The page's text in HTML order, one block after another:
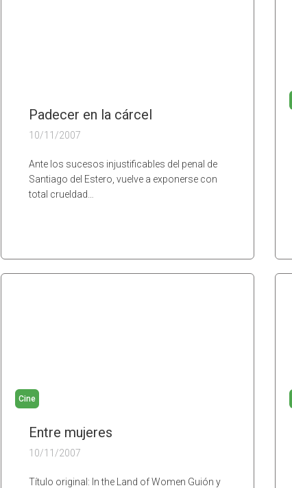
Padecer en la cárcel
10/11/2007
Ante los sucesos injustificables del penal de
Santiago del Estero, vuelve a exponerse con
total crueldad…
Cine
Entre mujeres
10/11/2007
Título original: In the Land of Women Guión y